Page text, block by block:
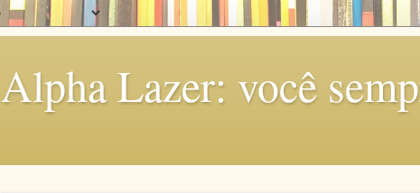
Alpha Lazer: você